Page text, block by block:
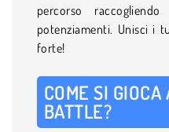
percorso
potenziamenti. Unisci i
forte!
COME SI GIOCA
BATTLE?